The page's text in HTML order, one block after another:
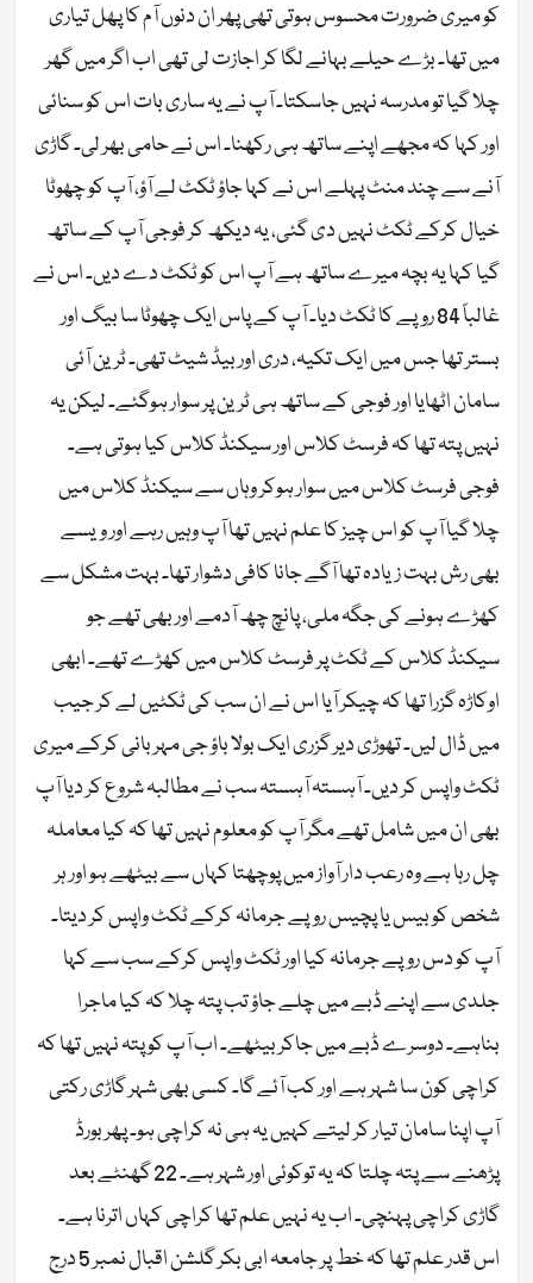
کو میری ضرورت محسوس ہوتی تھی پھر ان دنوں آم کا پھل تیاری
میں تھا۔ بڑے حیلے بہانے لگا کر اجازت لی تھی اب اگر میں گھر
چلا گیا تو مدرسہ نہیں جاسکتا۔ آپ نے یہ ساری بات اس کو سنائی
اور کہا کہ مجھے اپنے ساتھ ہی رکھنا۔ اس نے حامی بھر لی۔ گاڑی
آنے سے چند منٹ پہلے اس نے کہا جاؤ ٹکٹ لے آؤ، آپ کو چھوٹا
خیال کرکے ٹکٹ نہیں دی گئی، یہ دیکھ کر فوجی آپ کے ساتھ
گیا کہا یہ بچہ میرے ساتھ ہے آپ اس کو ٹکٹ دے دیں۔ اس نے
غالباً 84 روپے کا ٹکٹ دیا۔ آپ کے پاس ایک چھوٹا سا بیگ اور
بستر تھا جس میں ایک تکیہ، دری اور بیڈ شیٹ تھی۔ ٹرین آئی
سامان اٹھایا اور فوجی کے ساتھ ہی ٹرین پر سوار ہوگئے۔ لیکن یہ
نہیں پتہ تھا کہ فرسٹ کلاس اور سیکنڈ کلاس کیا ہوتی ہے۔
فوجی فرسٹ کلاس میں سوار ہوکر وہاں سے سیکنڈ کلاس میں
چلا گیا آپ کو اس چیز کا علم نہیں تھا آپ وہیں رہے اور ویسے
بھی رش بہت زیادہ تھا آگے جانا کافی دشوار تھا۔ بہت مشکل سے
کھڑے ہونے کی جگہ ملی، پانچ چھ آدمے اور بھی تھے جو
سیکنڈ کلاس کے ٹکٹ پر فرسٹ کلاس میں کھڑے تھے۔ ابھی
اوکاڑہ گزرا تھا کہ چیکر آیا اس نے ان سب کی ٹکٹیں لے کر جیب
میں ڈال لیں۔ تھوڑی دیر گزری ایک بولا باؤ جی مہربانی کرکے میری
ٹکٹ واپس کر دیں۔ آہستہ آہستہ سب نے مطالبہ شروع کر دیا آپ
بھی ان میں شامل تھے مگر آپ کو معلوم نہیں تھا کہ کیا معاملہ
چل رہا ہے وہ رعب دار آواز میں پوچھتا کہاں سے بیٹھے ہو اور ہر
شخص کو بیس یا پچیس روپے جرمانہ کرکے ٹکٹ واپس کر دیتا۔
آپ کو دس روپے جرمانہ کیا اور ٹکٹ واپس کرکے سب سے کہا
جلدی سے اپنے ڈبے میں چلے جاؤ تب پتہ چلا کہ کیا ماجرا
بناہے۔ دوسرے ڈبے میں جاکر بیٹھے۔ اب آپ کو پتہ نہیں تھا کہ
کراچی کون سا شہر ہے اور کب آئے گا۔ کسی بھی شہر گاڑی رکتی
آپ اپنا سامان تیار کر لیتے کہیں یہ ہی نہ کراچی ہو۔ پھر بورڈ
پڑھنے سے پتہ چلتا کہ یہ توکوئی اور شہر ہے۔ 22 گھنٹے بعد
گاڑی کراچی پہنچی۔ اب یہ نہیں علم تھا کراچی کہاں اترنا ہے۔
اس قدر علم تھا کہ خط پر جامعہ ابی بکر گلشن اقبال نمبر 5 درج